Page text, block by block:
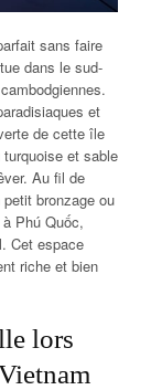
sans faire
dans le sud-
et
de cette île
et sable
Au fil de
bronzage ou
Phú Quốc,
Cet espace
riche et bien
lors